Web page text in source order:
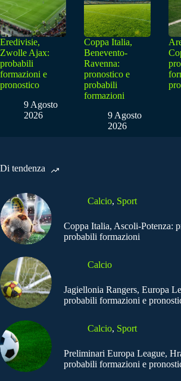
Eredivisie,
Zwolle Ajax:
probabili
formazioni e
pronostico
9 Agosto
2026
Coppa Italia,
Benevento-
Ravenna:
pronostico e
probabili
formazioni
9 Agosto
2026
Di tendenza
Calcio, Sport
Coppa Italia, Ascoli-Potenza:
probabili formazioni
Calcio
Jagiellonia Rangers, Europa
probabili formazioni e
Calcio, Sport
Preliminari Europa League,
probabili formazioni e